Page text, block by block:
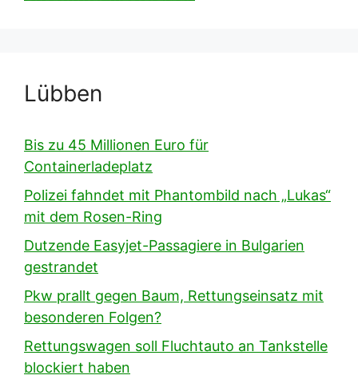
Lübben
Bis zu 45 Millionen Euro für
Containerladeplatz
Polizei fahndet mit Phantombild nach „Lukas“
mit dem Rosen-Ring
Dutzende Easyjet-Passagiere in Bulgarien
gestrandet
Pkw prallt gegen Baum, Rettungseinsatz mit
besonderen Folgen?
Rettungswagen soll Fluchtauto an Tankstelle
blockiert haben